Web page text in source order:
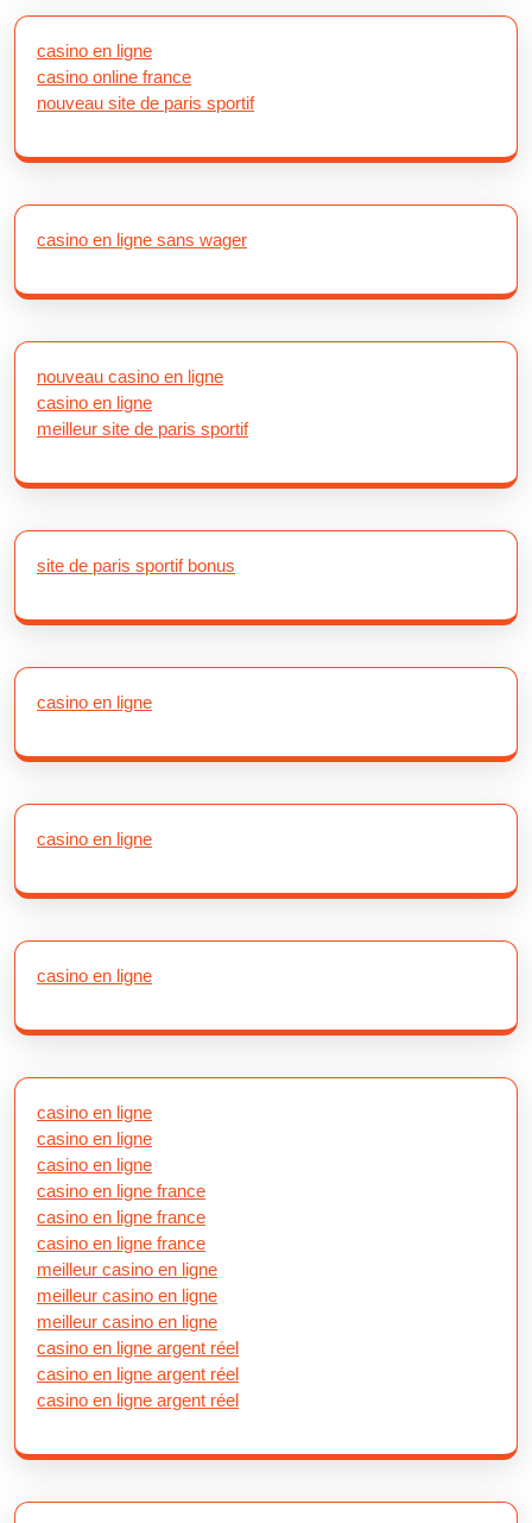
casino en ligne
casino online france
nouveau site de paris sportif
casino en ligne sans wager
nouveau casino en ligne
casino en ligne
meilleur site de paris sportif
site de paris sportif bonus
casino en ligne
casino en ligne
casino en ligne
casino en ligne
casino en ligne
casino en ligne
casino en ligne france
casino en ligne france
casino en ligne france
meilleur casino en ligne
meilleur casino en ligne
meilleur casino en ligne
casino en ligne argent réel
casino en ligne argent réel
casino en ligne argent réel